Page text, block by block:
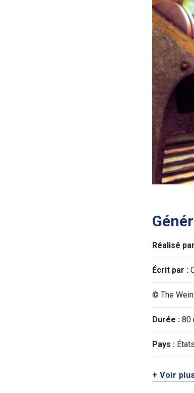
Réalisé
Écrit par :
© The
Durée : 80
Pays :
+ Voir plus